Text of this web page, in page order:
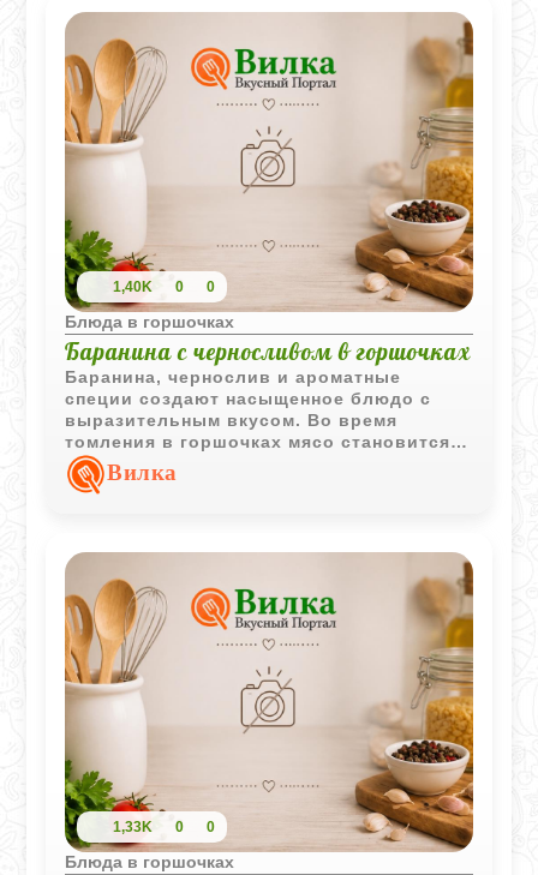
1,40K 0 0
Блюда в горшочках
Баранина с черносливом в горшочках
Баранина, чернослив и ароматные
специи создают насыщенное блюдо с
выразительным вкусом. Во время
томления в горшочках мясо становится
мягким, а соус приобретает приятную
сладко-пряную нотку.
Вилка
1,33K 0 0
Блюда в горшочках